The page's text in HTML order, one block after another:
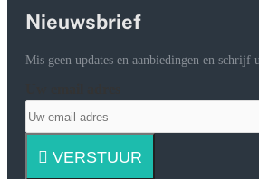
Nieuwsbrief
Mis geen updates en aanbiedingen en
VERSTUUR